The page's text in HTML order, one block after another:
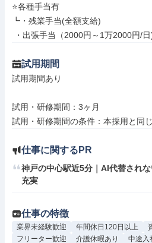
⭐各種手当有
┗・残業手当(全額支給)
・出張手当（2000円～1万2000円/日
試用期間
試用期間あり
試用・研修期間：3ヶ月
仕事に関するPR
神戸の中心駅近5分｜AI代替され
充実
仕事の特徴
業界未経験歓迎 年間休日120日以上
フリーター歓迎
介護休暇あり 中途入